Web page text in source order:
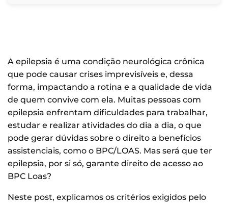
A epilepsia é uma condição neurológica crônica
que pode causar crises imprevisíveis e, dessa
forma, impactando a rotina e a qualidade de vida
de quem convive com ela. Muitas pessoas com
epilepsia enfrentam dificuldades para trabalhar,
estudar e realizar atividades do dia a dia, o que
pode gerar dúvidas sobre o direito a benefícios
assistenciais, como o BPC/LOAS. Mas será que ter
epilepsia, por si só, garante direito de acesso ao
BPC Loas?
Neste post, explicamos os critérios exigidos pelo